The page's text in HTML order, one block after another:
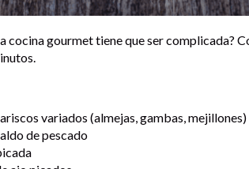
cocina gourmet tiene que ser complicada?
variados (almejas, gambas, mejillones)
de pescado